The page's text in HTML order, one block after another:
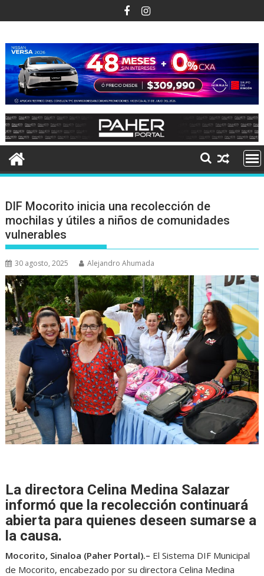
al
DIF Mocorito inicia una recolección de
mochilas y útiles a niños de comunidades
vulnerables
30 agosto, 2025 Alejandro Ahumada
La directora Celina Medina Salazar
informó que la recolección continuará
abierta para quienes deseen sumarse a
la causa.
Mocorito, Sinaloa (Paher Portal).– El Sistema DIF Municipal
de Mocorito, encabezado por su directora Celina Medina